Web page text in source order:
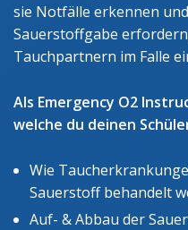
sie Notfälle erkennen
Sauerstoffgabe
Tauchpartnern im Falle
Als Emergency O2
welche du deinen
Wie
Sauerstoff behandelt
Auf- & Abbau der